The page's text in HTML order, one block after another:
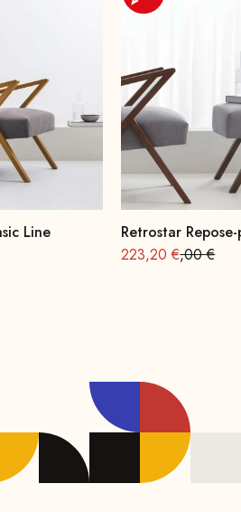
Line
Retrostar
Offre à partir de
223,20 €Prix
,00 €